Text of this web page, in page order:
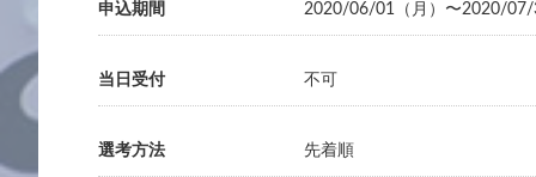
申込期間 2020/06/01（月）〜2020/07/
当日受付 不可
選考方法 先着順